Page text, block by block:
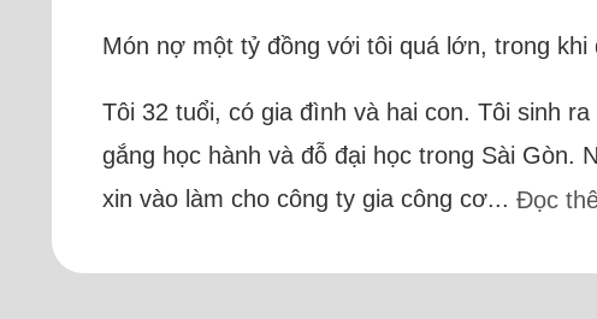
Món nợ một tỷ đồng với tôi quá lớn, trong
Tôi 32 tuổi, có gia đình và hai con. Tôi sinh
gắng học hành và đỗ đại học trong Sài Gòn.
xin vào làm cho công ty gia công cơ...Đọc